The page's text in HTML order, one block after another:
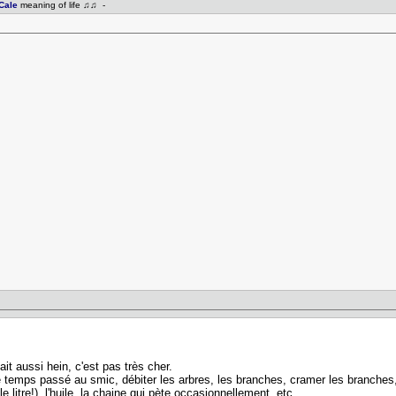
meaning of life ♫♫ -
aussi hein, c'est pas très cher.
passé au smic, débiter les arbres, les branches, cramer les
litre!), l'huile, la chaine qui pète occasionnellement, etc..